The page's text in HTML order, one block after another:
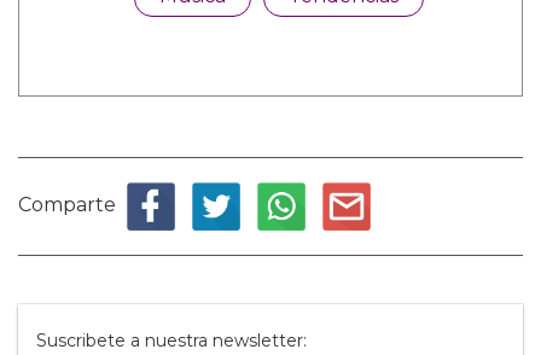
Comparte
Suscribete a nuestra newsletter: